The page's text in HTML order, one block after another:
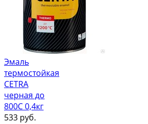
Эмаль
термостойкая
CETRA
черная до
800С 0,4кг
533 руб.